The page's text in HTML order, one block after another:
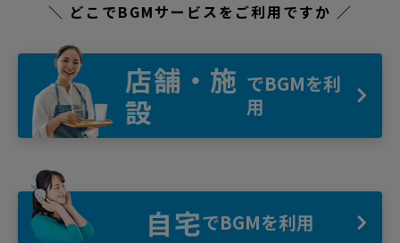
＼ どこでBGMサービスをご利用ですか ／
店舗・施
設
でBGMを利
用
自宅でBGMを利用